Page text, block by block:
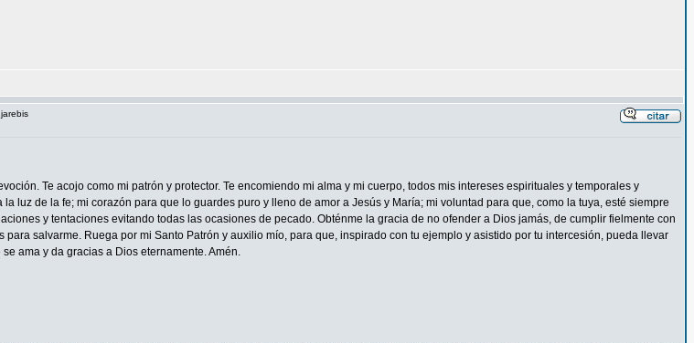
Te acojo como mi patrón y protector. Te encomiendo mi alma y mi cuerpo, todos mis intereses espirituales y temporales y
luz de la fe; mi corazón para que lo guardes puro y lleno de amor a Jesús y María; mi voluntad para que, como la tuya, esté siempre
y tentaciones evitando todas las ocasiones de pecado. Obténme la gracia de no ofender a Dios jamás, de cumplir fielmente con
salvarme. Ruega por mi Santo Patrón y auxilio mío, para que, inspirado con tu ejemplo y asistido por tu intercesión, pueda llevar
ama y da gracias a Dios eternamente. Amén.